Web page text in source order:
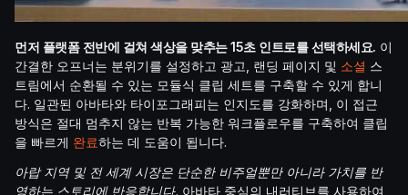
먼저 플랫폼 전반에 걸쳐 색상을 맞추는 15초 인트로를 선택하세요. 이
간결한 오프너는 분위기를 설정하고 광고, 랜딩 페이지 및 소셜 스
트림에서 순환될 수 있는 모듈식 클립 세트를 구축할 수 있게 합니
다. 일관된 아바타와 타이포그래피는 인지도를 강화하며, 이 접근
방식은 절대 멈추지 않는 반복 가능한 워크플로우를 구축하여 클립
을 빠르게 완료하는 데 도움이 됩니다.
아랍 지역 및 전 세계 시장은 단순한 비주얼뿐만 아니라 가치를 반
영하는 스토리에 반응합니다. 아바타 중심의 내러티브를 사용하여